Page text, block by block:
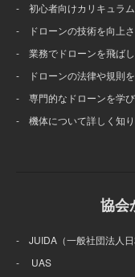
- 初心者向けカリキュラム
- ドローンの技術を向上
- 業務でドローンを飛ば
- ドローンの法律や規則
- 専門的なドローンを学
- 機体について詳しく知
協会
- JUIDA（一般社団法人日
- UAS